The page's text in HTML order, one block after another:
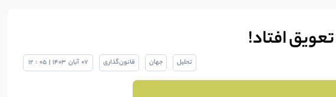
تحلیل جهان قانون‌گذاری 07 آبان 1403
|
05
:
12